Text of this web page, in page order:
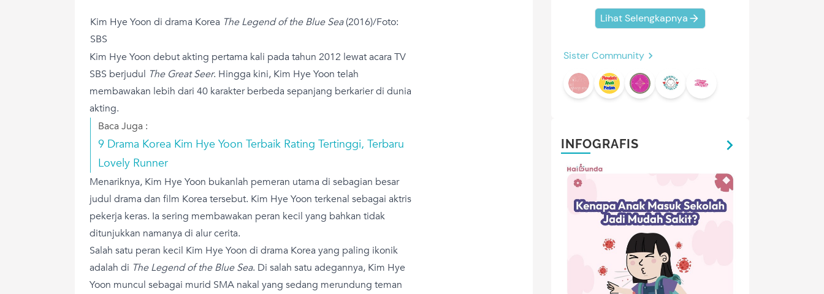
Kim Hye Yoon di drama Korea The Legend of the Blue Sea(2016)/Foto:
SBS
Kim Hye Yoon debut akting pertama kali pada tahun 2012 lewat acara TV
SBS berjudul The Great Seer. Hingga kini, Kim Hye Yoon telah
membawakan lebih dari 40 karakter berbeda sepanjang berkarier di dunia
akting.
Baca Juga :
9 Drama Korea Kim Hye Yoon Terbaik Rating Tertinggi, Terbaru
Lovely Runner
Menariknya, Kim Hye Yoon bukanlah pemeran utama di sebagian besar
judul drama dan film Korea tersebut. Kim Hye Yoon terkenal sebagai aktris
pekerja keras. Ia sering membawakan peran kecil yang bahkan tidak
ditunjukkan namanya di alur cerita.
Salah satu peran kecil Kim Hye Yoon di drama Korea yang paling ikonik
adalah di The Legend of the Blue Sea. Di salah satu adegannya, Kim Hye
Yoon muncul sebagai murid SMA nakal yang sedang merundung teman
Kompak Banget!
Lihat Selengkapnya
Sister Community
INFOGRAFIS